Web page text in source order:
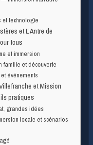
technologie
et L’Antre de
tous
et immersion
et découverte
événements
et Mission
pratiques
grandes idées
locale et scénarios